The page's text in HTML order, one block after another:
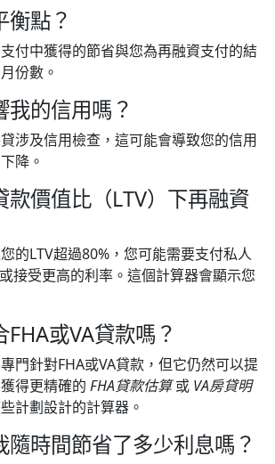
衡點？
付中獲得的節省與您為再融資支付的結
份數。
我的信用嗎？
涉及信用檢查，這可能會導致您的信用
降。
款價值比（LTV）下再融資
的LTV超過80%，您可能需要支付私人
接受更高的利率。這個計算器會顯示您
或VA貸款嗎？
門針對FHA或VA貸款，但它仍然可以提
得更精確的 FHA貸款估算或 VA房貸明
計劃設計的計算器。
隨時間節省了多少利息嗎？